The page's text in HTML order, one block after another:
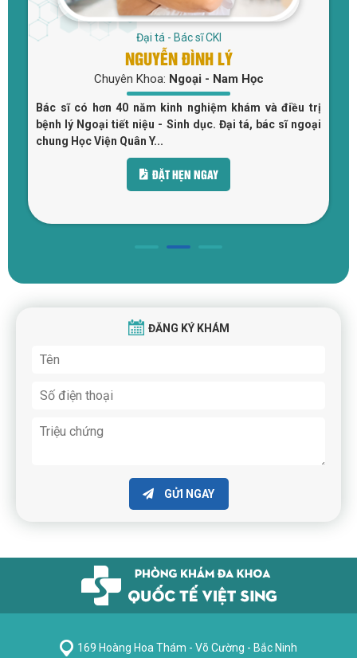
Đại tá - Bác sĩ CKI
NGUYỄN ĐÌNH LÝ
Chuyên Khoa: Ngoại - Nam Học
Bác sĩ có hơn 40 năm kinh nghiệm khám và điều trị
bệnh lý Ngoại tiết niệu - Sinh dục. Đại tá, bác sĩ ngoại
chung Học Viện Quân Y...
ĐẶT HẸN NGAY
ĐĂNG KÝ KHÁM
GỬI NGAY
169 Hoàng Hoa Thám - Võ Cường - Bắc Ninh